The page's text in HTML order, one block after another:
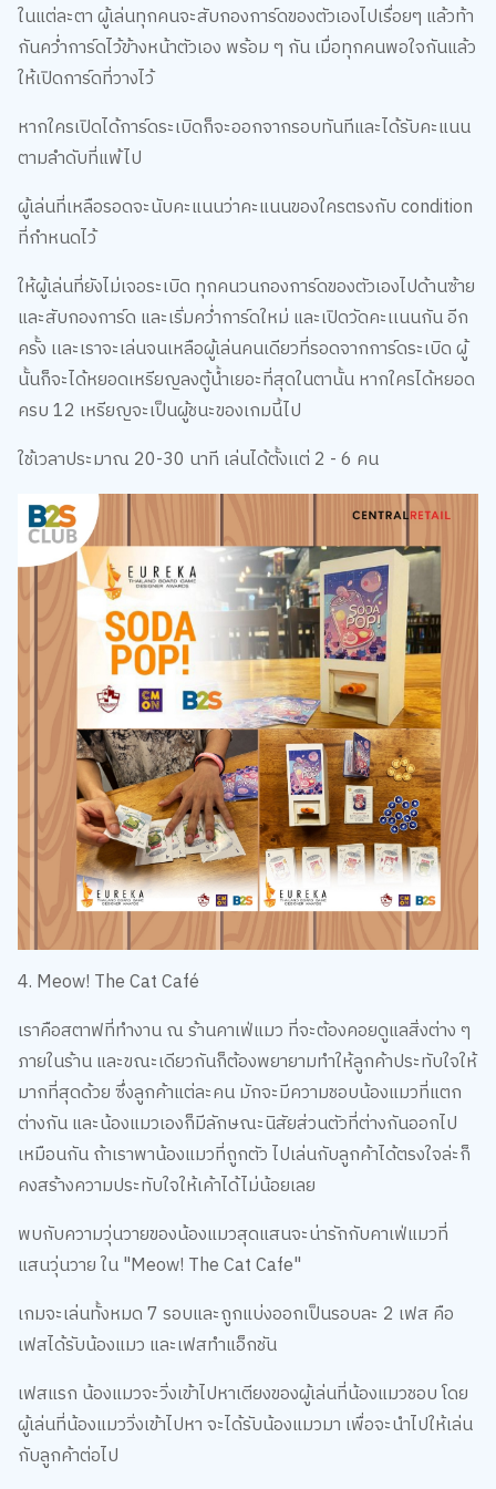
ในแต่ละตา ผู้เล่นทุกคนจะสับกองการ์ดของตัวเองไปเรื่อยๆ แล้วท้า
กันคว่ำการ์ดไว้ข้างหน้าตัวเอง พร้อม ๆ กัน เมื่อทุกคนพอใจกันแล้ว
ให้เปิดการ์ดที่วางไว้
หากใครเปิดได้การ์ดระเบิดก็จะออกจากรอบทันทีและได้รับคะแนน
ตามลำดับที่แพ้ไป
ผู้เล่นที่เหลือรอดจะนับคะแนนว่าคะแนนของใครตรงกับ condition
ที่กำหนดไว้
ให้ผู้เล่นที่ยังไม่เจอระเบิด ทุกคนวนกองการ์ดของตัวเองไปด้านซ้าย
และสับกองการ์ด และเริ่มคว่ำการ์ดใหม่ และเปิดวัดคะเเนนกัน อีก
ครั้ง เเละเราจะเล่นจนเหลือผู้เล่นคนเดียวที่รอดจากการ์ดระเบิด ผู้
นั้นก็จะได้หยอดเหรียญลงตู้น้ำเยอะที่สุดในตานั้น หากใครได้หยอด
ครบ 12 เหรียญจะเป็นผู้ชนะของเกมนี้ไป
ใช้เวลาประมาณ 20-30 นาที เล่นได้ตั้งเเต่ 2 - 6 คน
4. Meow! The Cat Café
เราคือสตาฟที่ทำงาน ณ ร้านคาเฟ่แมว ที่จะต้องคอยดูแลสิ่งต่าง ๆ
ภายในร้าน และขณะเดียวกันก็ต้องพยายามทำให้ลูกค้าประทับใจให้
มากที่สุดด้วย ซึ่งลูกค้าแต่ละคน มักจะมีความชอบน้องแมวที่แตก
ต่างกัน และน้องแมวเองก็มีลักษณะนิสัยส่วนตัวที่ต่างกันออกไป
เหมือนกัน ถ้าเราพาน้องแมวที่ถูกตัว ไปเล่นกับลูกค้าได้ตรงใจล่ะก็
คงสร้างความประทับใจให้เค้าได้ไม่น้อยเลย
พบกับความวุ่นวายของน้องแมวสุดแสนจะน่ารักกับคาเฟ่แมวที่
แสนวุ่นวาย ใน "Meow! The Cat Cafe"
เกมจะเล่นทั้งหมด 7 รอบและถูกแบ่งออกเป็นรอบละ 2 เฟส คือ
เฟสได้รับน้องแมว และเฟสทำแอ็กชัน
เฟสแรก น้องแมวจะวิ่งเข้าไปหาเตียงของผู้เล่นที่น้องแมวชอบ โดย
ผู้เล่นที่น้องแมววิ่งเข้าไปหา จะได้รับน้องแมวมา เพื่อจะนำไปให้เล่น
กับลูกค้าต่อไป